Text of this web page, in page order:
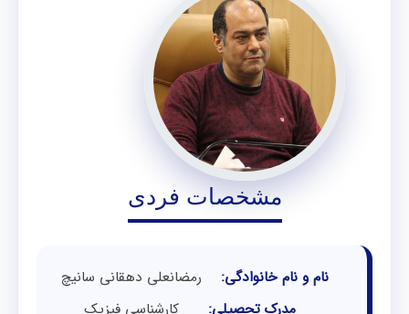
مشخصات فردی
نام و نام خانوادگی:
رمضانعلی دهقانی سانیچ
مدرک تحصیلی:
کارشناسی فیزیک